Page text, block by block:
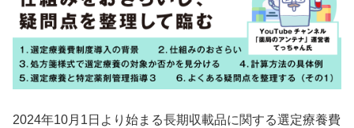
2024年10月1日より始まる長期収載品に関する選定療養費